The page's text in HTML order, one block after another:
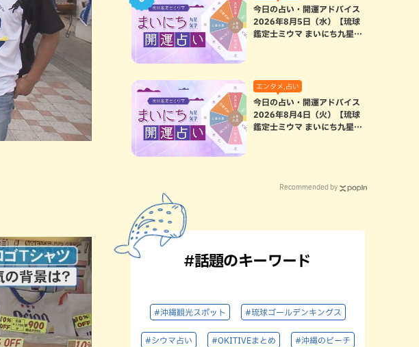
今日の占い・開運アドバイス
2026年8月5日（水）【琉球
鑑定士ミウマ まいにち九星気
エンタメ,占い
今日の占い・開運アドバイス
2026年8月4日（火）【琉球
鑑定士ミウマ まいにち九星気
Recommended by
#話題のキーワード
#沖縄観光スポット #琉球ゴールデンキングス
#シウマ占い #OKITIVEまとめ #沖縄のビーチ